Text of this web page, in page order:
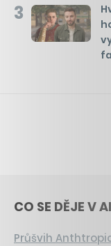
3
CO SE DĚJE V AI
Průšvih